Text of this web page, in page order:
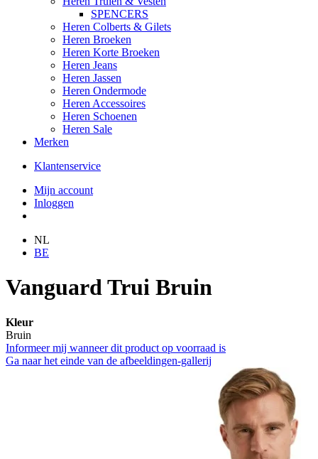
SPENCERS
Heren Colberts & Gilets
Heren Broeken
Heren Korte Broeken
Heren Jeans
Heren Jassen
Heren Ondermode
Heren Accessoires
Heren Schoenen
Heren Sale
Merken
Klantenservice
Mijn account
Inloggen
NL
BE
Vanguard Trui Bruin
Kleur
Bruin
Informeer mij wanneer dit product op voorraad is
Ga naar het einde van de afbeeldingen-gallerij